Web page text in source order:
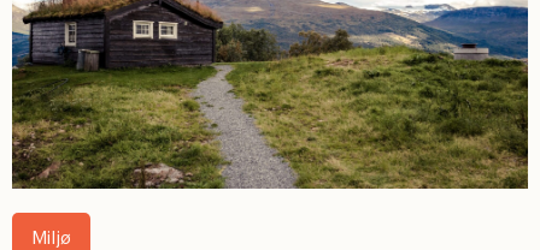
Miljø